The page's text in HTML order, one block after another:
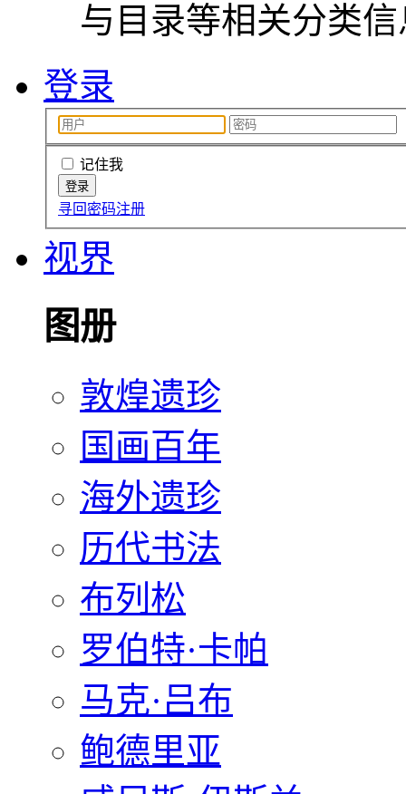
与目录等相关分类
登录
记住我
寻回密码注册
视界
图册
敦煌遗珍
国画百年
海外遗珍
历代书法
布列松
罗伯特·卡帕
马克·吕布
鲍德里亚